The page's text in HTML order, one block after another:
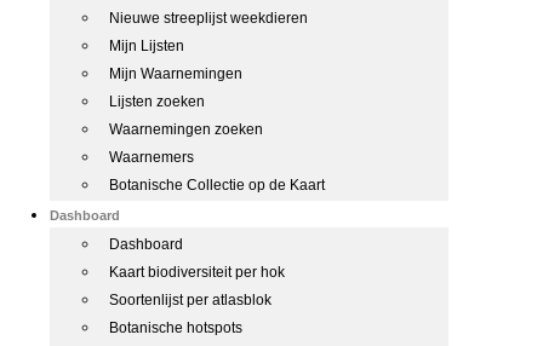
Nieuwe streeplijst weekdieren
Mijn Lijsten
Mijn Waarnemingen
Lijsten zoeken
Waarnemingen zoeken
Waarnemers
Botanische Collectie op de Kaart
Dashboard
Dashboard
Kaart biodiversiteit per hok
Soortenlijst per atlasblok
Botanische hotspots